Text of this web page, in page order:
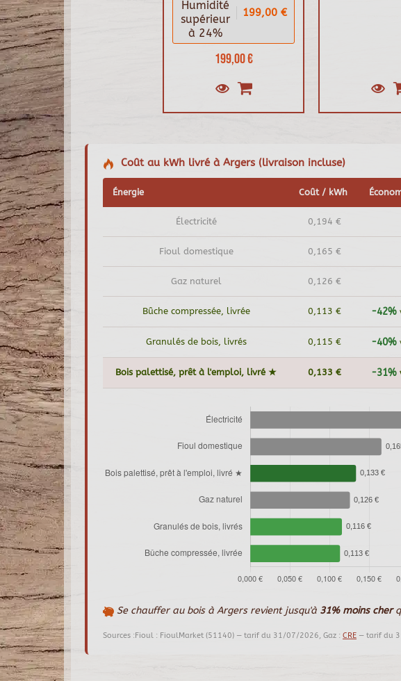
199,00 €
Humidité
supérieur
à 24%
199,00 €
Coût au kWh livré à Argers (livraison incluse)
Énergie Coût / kWh
Électricité 0,194 €
Fioul domestique 0,165 €
Gaz naturel 0,126 €
Bûche compressée, livrée 0,113 € -42%
Granulés de bois, livrés 0,115 € -40%
Bois palettisé, prêt à l'emploi, livré ★ 0,133 € -31%
Se chauffer au bois à Argers revient jusqu'à 31% moins cher
Sources :Fioul : FioulMarket (51140) — tarif du 31/07/2026, Gaz : CRE — tarif du